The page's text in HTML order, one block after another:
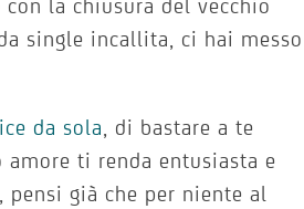
la chiusura del vecchio
single incallita, ci hai messo
da sola
, di bastare a te
ti renda entusiasta e
già che per niente al